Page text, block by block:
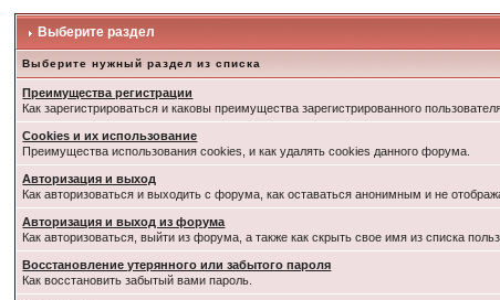
Выберите раздел
Выберите нужный раздел из списка
Преимущества регистрации
Как зарегистрироваться и каковы преимущества зарегистрированного
Cookies и их использование
Преимущества использования cookies, и как удалять cookies данного форума.
Авторизация и выход
Как авторизоваться и выходить с форума, как оставаться анонимным и не
Авторизация и выход из форума
Как авторизоваться, выйти из форума, а также как скрыть свое имя из списка
Восстановление утерянного или забытого пароля
Как восстановить забытый вами пароль.